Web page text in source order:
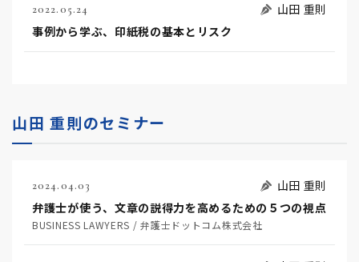
2022.05.24
山田 重則
事例から学ぶ、印紙税の基本とリスク
山田 重則のセミナー
2024.04.03
山田 重則
弁護士が使う、文章の説得力を高めるための５つの視点
BUSINESS LAWYERS / 弁護士ドットコム株式会社